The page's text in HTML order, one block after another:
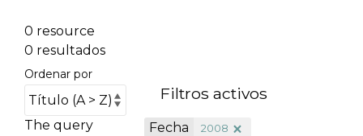
0 resource
0 resultados
Ordenar por
The query
Filtros activos
Fecha 2008